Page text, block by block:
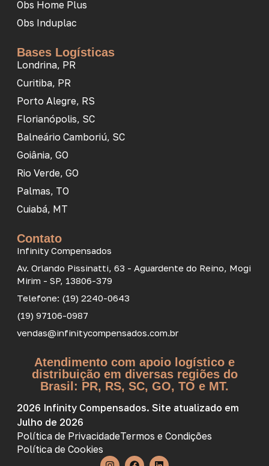
Obs Home Plus
Obs Induplac
Bases Logísticas
Londrina, PR
Curitiba, PR
Porto Alegre, RS
Florianópolis, SC
Balneário Camboriú, SC
Goiânia, GO
Rio Verde, GO
Palmas, TO
Cuiabá, MT
Contato
Infinity Compensados
Av. Orlando Pissinatti, 63 - Aguardente do Reino, Mogi
Mirim - SP, 13806-379
Telefone: (19) 2240-0643
(19) 97106-0987
vendas@infinitycompensados.com.br
Atendimento com apoio logístico e
distribuição em diversas regiões do
Brasil: PR, RS, SC, GO, TO e MT.
2026 Infinity Compensados. Site atualizado em
Julho de 2026
Política de PrivacidadeTermos e Condições
Política de Cookies